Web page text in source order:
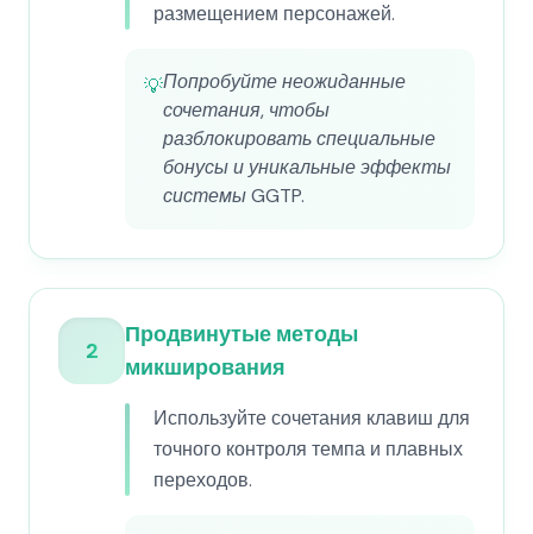
размещением персонажей.
💡Попробуйте неожиданные
сочетания, чтобы
разблокировать специальные
бонусы и уникальные эффекты
системы GGTP.
2
Продвинутые методы
микширования
Используйте сочетания клавиш для
точного контроля темпа и плавных
переходов.